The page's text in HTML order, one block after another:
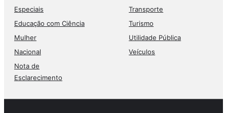
Especiais
Educação com Ciência
Mulher
Nacional
Nota de
Esclarecimento
Transporte
Turismo
Utilidade Pública
Veículos